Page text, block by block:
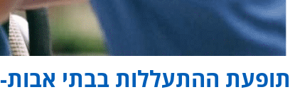
תופעת ההתעללות בבתי אבות-